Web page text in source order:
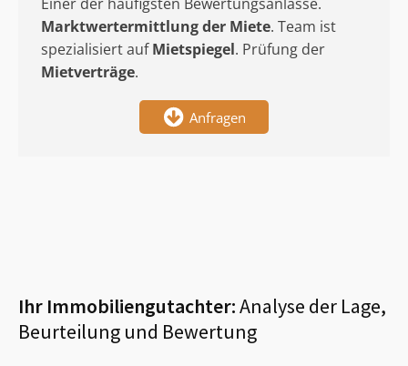
Marktwertermittlungder Miete. Team ist
spezialisiert aufMietspiegel. Prüfung der
Mietverträge.
Anfragen
Ihr Immobiliengutachter:Analyse der Lage,
Beurteilung und Bewertung